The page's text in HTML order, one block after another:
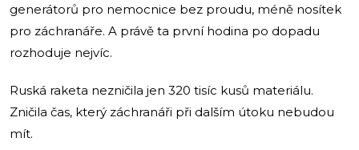
generátorů pro nemocnice bez proudu, méně nosítek
pro záchranáře. A právě ta první hodina po dopadu
rozhoduje nejvíc.
Ruská raketa nezničila jen 320 tisíc kusů materiálu.
Zničila čas, který záchranáři při dalším útoku nebudou
mít.